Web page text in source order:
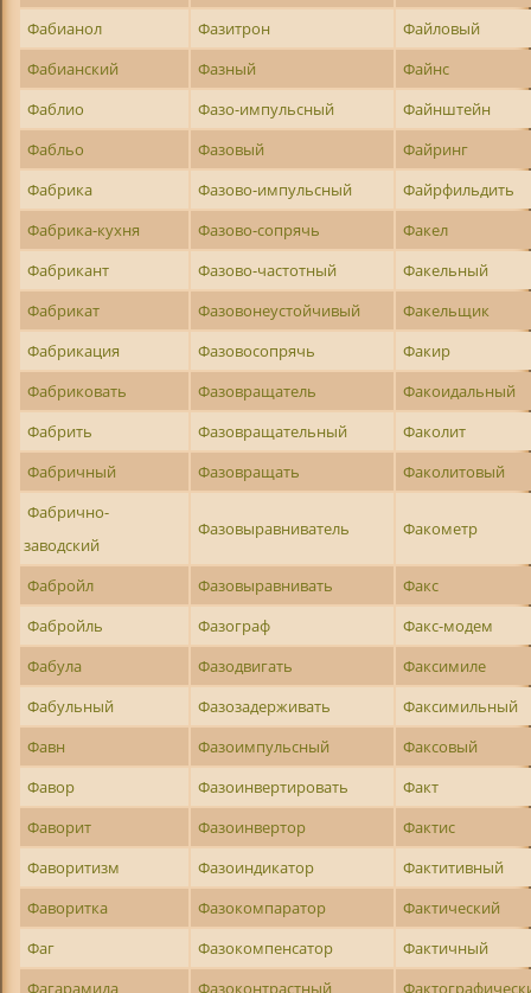
Фабианол
Фазитрон
Файловый
Фабианский
Фазный
Файнс
Фаблио
Фазо-импульсный
Файнштейн
Фабльо
Фазовый
Файринг
Фабрика
Фазово-импульсный
Файрфильдить
Фабрика-кухня
Фазово-сопрячь
Факел
Фабрикант
Фазово-частотный
Факельный
Фабрикат
Фазовонеустойчивый
Факельщик
Фабрикация
Фазовосопрячь
Факир
Фабриковать
Фазовращатель
Факоидальный
Фабрить
Фазовращательный
Факолит
Фабричный
Фазовращать
Факолитовый
Фабрично-
заводский
Фазовыравниватель Факометр
Фабройл Фазовыравнивать
Факс
Фабройль
Фазограф
Факс-модем
Фабула
Фазодвигать
Факсимиле
Фабульный
Фазозадерживать
Факсимильный
Фавн
Фазоимпульсный
Факсовый
Фавор
Фазоинвертировать
Факт
Фаворит
Фазоинвертор
Фактис
Фаворитизм
Фазоиндикатор
Фактитивный
Фаворитка
Фазокомпаратор
Фактический
Фаг
Фазокомпенсатор
Фактичный
Фагарамида
Фазоконтрастный